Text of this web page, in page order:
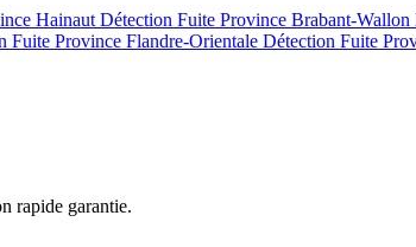
Hainaut Détection Fuite Province Brabant-Wallon
Fuite Province Flandre-Orientale Détection Fuite
rapide garantie.